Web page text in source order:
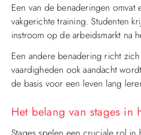
Een van de benaderingen
vakgerichte training. Studenten
instroom op de arbeidsmarkt na
Een andere benadering richt
vaardigheden ook aandacht
de basis voor een leven lang
Het belang van stages in